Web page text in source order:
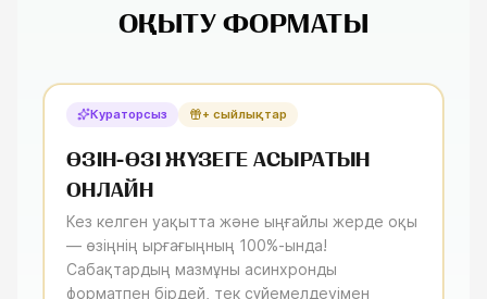
ОҚЫТУ ФОРМАТЫ
Кураторсыз + сыйлықтар
ӨЗІН-ӨЗІ ЖҮЗЕГЕ АСЫРАТЫН
ОНЛАЙН
Кез келген уақытта және ыңғайлы жерде оқы
— өзіңнің ырғағыңның 100%-ында!
Сабақтардың мазмұны асинхронды
форматпен бірдей, тек сүйемелдеуімен